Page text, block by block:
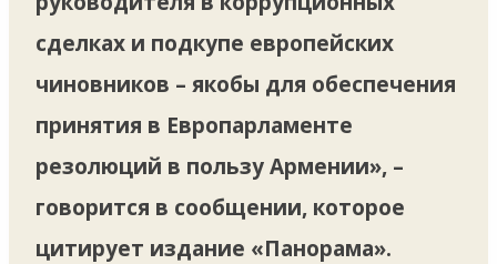
сделках и подкупе европейских
чиновников – якобы для обеспечения
принятия в Европарламенте
резолюций в пользу Армении», –
говорится в сообщении, которое
цитирует издание «Панорама».